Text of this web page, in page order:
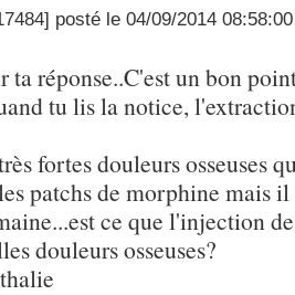
posté le 04/09/2014
ta réponse..C'est un bon
tu lis la notice,
fortes douleurs osseuses
patchs de morphine mais
ce que l'injection
douleurs osseuses?